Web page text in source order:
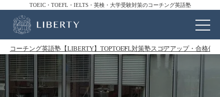
TOEIC・TOEFL・IELTS・英検・大学受験対策のコーチング英語塾
コーチング英語塾【LIBERTY】TOPTOEFL対策塾スコアアップ・合格体